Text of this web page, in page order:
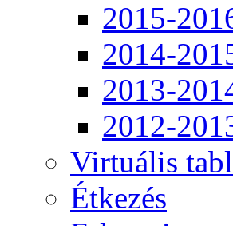
2015-
2014-
2013-
2012-
Virtuális
Étkezés